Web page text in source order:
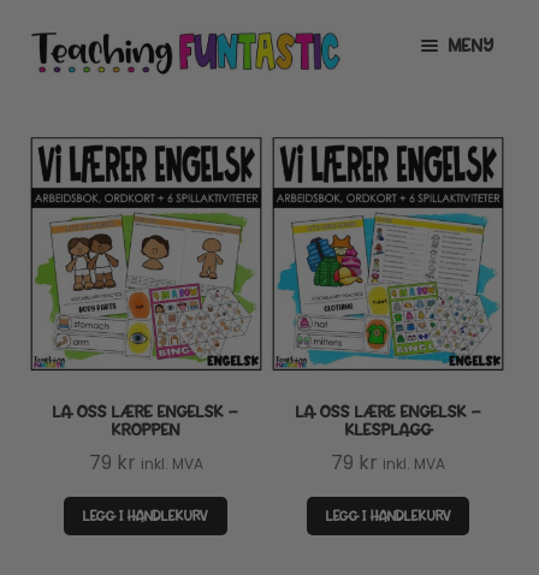
Hopp
til
Hopp
til
MENY
UNDERMENY
MIN KONTO
GRATIS
UTVID
UNDERMENY
BUTIKK
UTVID
UNDERMENY
LISENSER
UTVID
TIPSHJØRNET
LA OSS LÆRE ENGELSK –
KROPPEN
79 kr inkl. MVA
LEGG I HANDLEKURV
LA OSS LÆRE ENGELSK –
KLESPLAGG
79 kr inkl. MVA
LEGG I HANDLEKURV